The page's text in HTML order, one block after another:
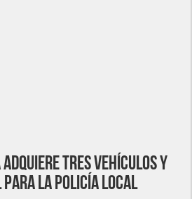
tres vehículos y
la Policía Local